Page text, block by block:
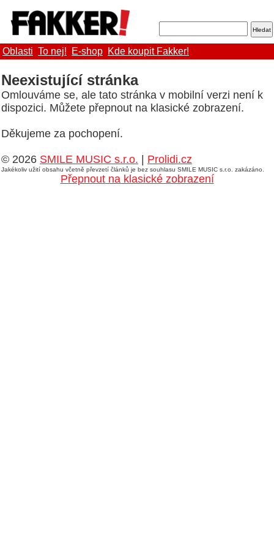
Oblasti To nej! E-shop Kde koupit Fakker!
Neexistující stránka
Omlouváme se, ale tato stránka v mobilní verzi není k
dispozici. Můžete přepnout na klasické zobrazení.
Děkujeme za pochopení.
© 2026 SMILE MUSIC s.r.o. Prolidi.cz
Jakékoliv užití obsahu včetně převzetí článků je bez souhlasu SMILE MUSIC s.r.o. zakázáno.
Přepnout na klasické zobrazení